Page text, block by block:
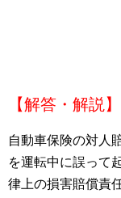
【解答・解説】
自動車保険の対人
を運転中に誤って
律上の損害賠償責